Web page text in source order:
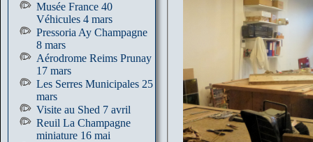
Musée France 40
Véhicules 4 mars
Pressoria Ay Champagne
8 mars
Aérodrome Reims Prunay
17 mars
Les Serres Municipales 25
mars
Visite au Shed 7 avril
Reuil La Champagne
miniature 16 mai